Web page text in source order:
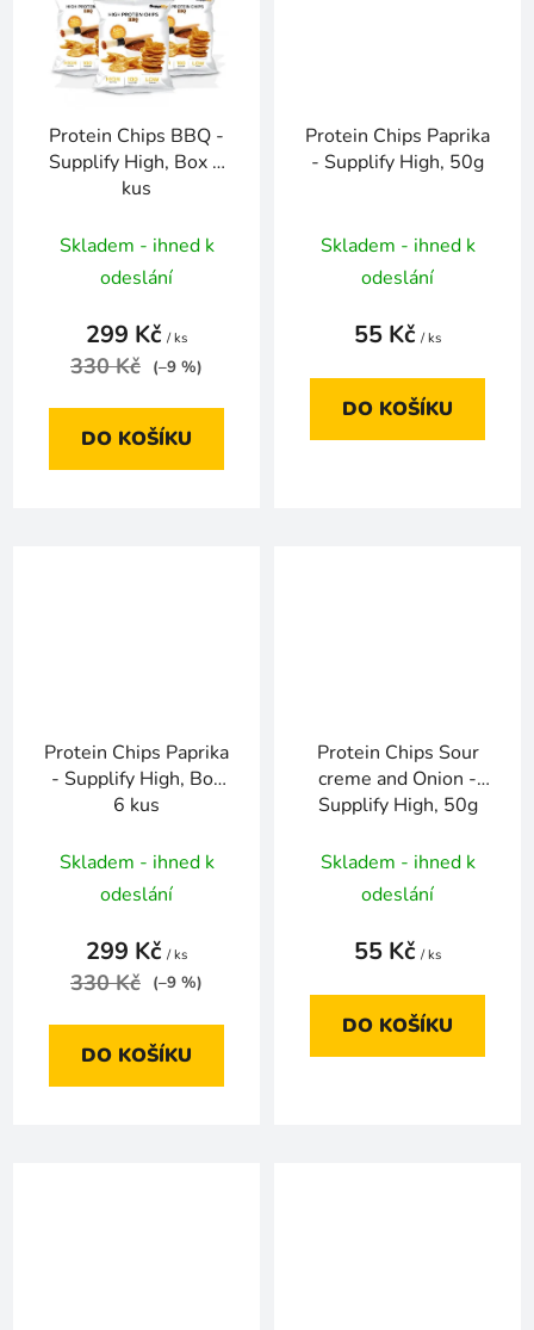
Protein Chips BBQ -
Supplify High, Box 6
kus
Skladem - ihned k
odeslání
299 Kč / ks
330 Kč (–9 %)
DO KOŠÍKU
Protein Chips Paprika
- Supplify High, 50g
Skladem - ihned k
odeslání
55 Kč / ks
DO KOŠÍKU
Protein Chips Paprika
- Supplify High, Box
6 kus
Skladem - ihned k
odeslání
299 Kč / ks
330 Kč (–9 %)
DO KOŠÍKU
Protein Chips Sour
creme and Onion -
Supplify High, 50g
Skladem - ihned k
odeslání
55 Kč / ks
DO KOŠÍKU